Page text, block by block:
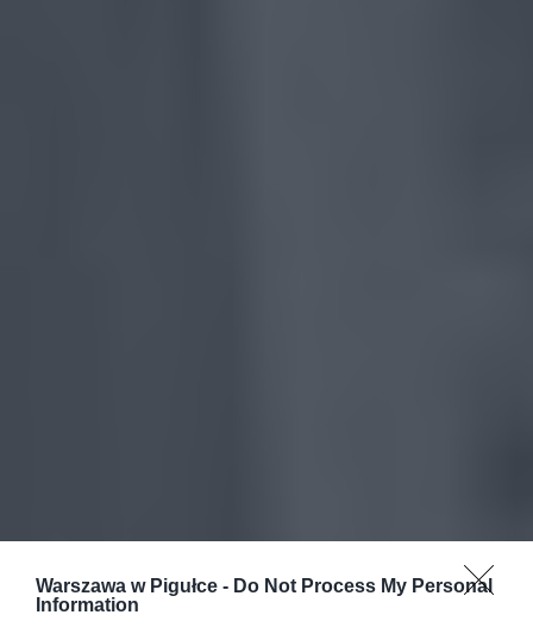
Warszawa w Pigułce - Do Not Process My Personal
Information